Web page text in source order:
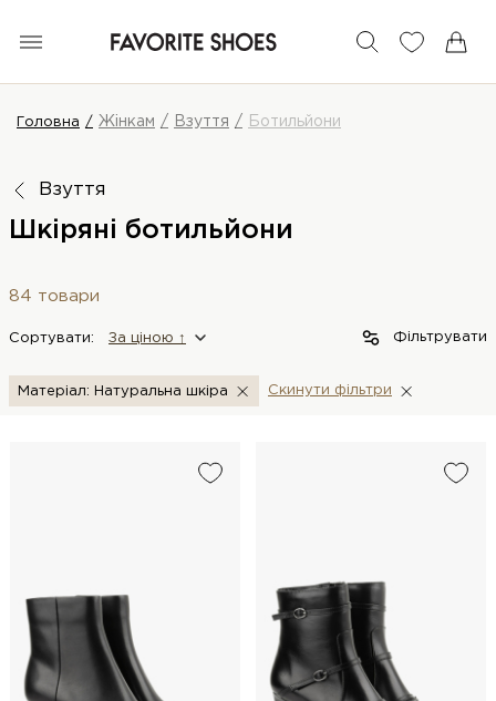
Головна Жінкам Взуття Ботильйони
Взуття
Шкіряні ботильйони
84 товари
Сортувати: За цiною ↑ Фільтрувати
Матеріал: Натуральна шкіра Скинути фiльтри